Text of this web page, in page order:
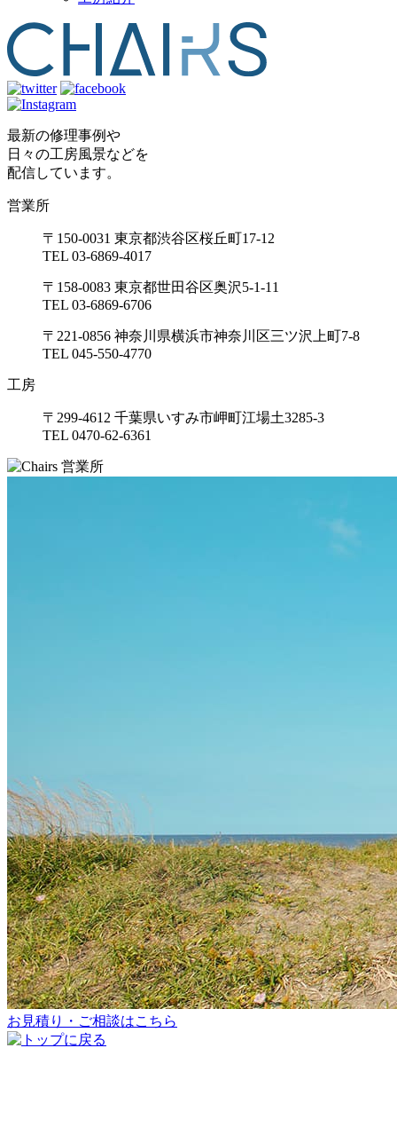
最新の修理事例や
日々の工房風景などを
配信しています。
営業所
〒150-0031 東京都渋谷区桜丘町17-12
TEL 03-6869-4017
〒158-0083 東京都世田谷区奥沢5-1-11
TEL 03-6869-6706
〒221-0856 神奈川県横浜市神奈川区三ツ沢上町7-8
TEL 045-550-4770
工房
〒299-4612 千葉県いすみ市岬町江場土3285-3
TEL 0470-62-6361
お見積り・ご相談はこちら